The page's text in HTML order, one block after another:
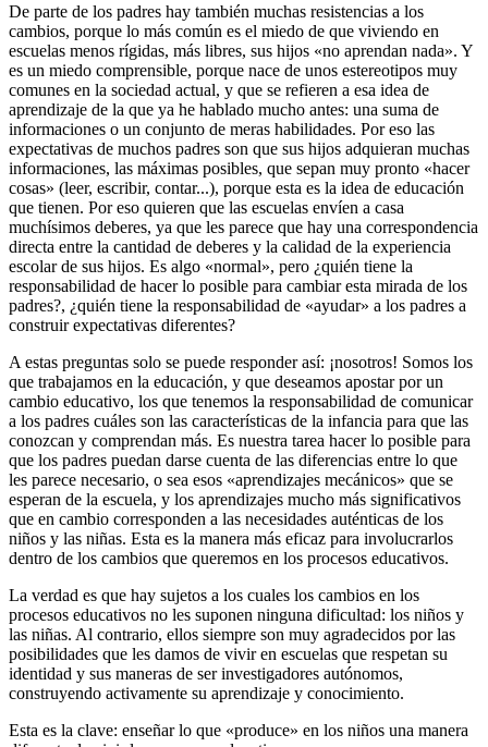
De parte de los padres hay también muchas resistencias a los
cambios, porque lo más común es el miedo de que viviendo en
escuelas menos rígidas, más libres, sus hijos «no aprendan nada». Y
es un miedo comprensible, porque nace de unos estereotipos muy
comunes en la sociedad actual, y que se refieren a esa idea de
aprendizaje de la que ya he hablado mucho antes: una suma de
informaciones o un conjunto de meras habilidades. Por eso las
expectativas de muchos padres son que sus hijos adquieran muchas
informaciones, las máximas posibles, que sepan muy pronto «hacer
cosas» (leer, escribir, contar...), porque esta es la idea de educación
que tienen. Por eso quieren que las escuelas envíen a casa
muchísimos deberes, ya que les parece que hay una correspondencia
directa entre la cantidad de deberes y la calidad de la experiencia
escolar de sus hijos. Es algo «normal», pero ¿quién tiene la
responsabilidad de hacer lo posible para cambiar esta mirada de los
padres?, ¿quién tiene la responsabilidad de «ayudar» a los padres a
construir expectativas diferentes?
A estas preguntas solo se puede responder así: ¡nosotros! Somos los
que trabajamos en la educación, y que deseamos apostar por un
cambio educativo, los que tenemos la responsabilidad de comunicar
a los padres cuáles son las características de la infancia para que las
conozcan y comprendan más. Es nuestra tarea hacer lo posible para
que los padres puedan darse cuenta de las diferencias entre lo que
les parece necesario, o sea esos «aprendizajes mecánicos» que se
esperan de la escuela, y los aprendizajes mucho más significativos
que en cambio corresponden a las necesidades auténticas de los
niños y las niñas. Esta es la manera más eficaz para involucrarlos
dentro de los cambios que queremos en los procesos educativos.
La verdad es que hay sujetos a los cuales los cambios en los
procesos educativos no les suponen ninguna dificultad: los niños y
las niñas. Al contrario, ellos siempre son muy agradecidos por las
posibilidades que les damos de vivir en escuelas que respetan su
identidad y sus maneras de ser investigadores autónomos,
construyendo activamente su aprendizaje y conocimiento.
Esta es la clave: enseñar lo que «produce» en los niños una manera